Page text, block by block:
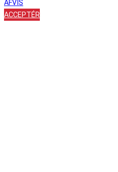
AFVIS
ACCEPTÉR